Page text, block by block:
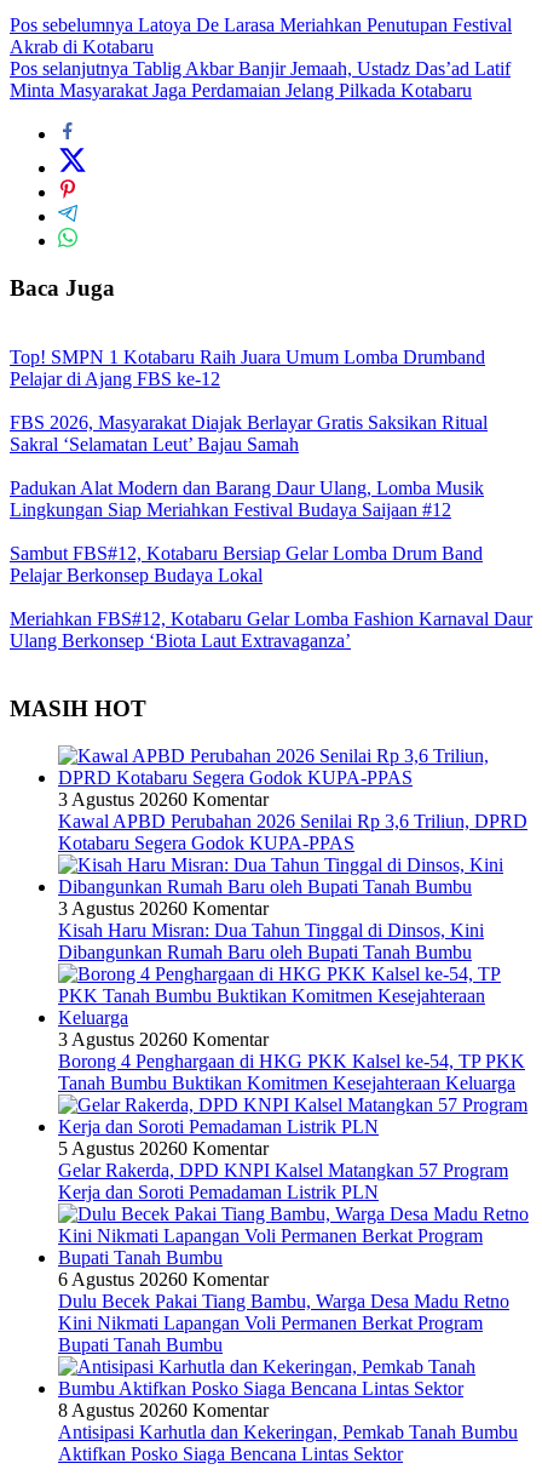
Pos sebelumnya Latoya De Larasa Meriahkan Penutupan Festival
Akrab di Kotabaru
Pos selanjutnya Tablig Akbar Banjir Jemaah, Ustadz Das’ad Latif
Minta Masyarakat Jaga Perdamaian Jelang Pilkada Kotabaru
Baca Juga
Top! SMPN 1 Kotabaru Raih Juara Umum Lomba Drumband
Pelajar di Ajang FBS ke-12
FBS 2026, Masyarakat Diajak Berlayar Gratis Saksikan Ritual
Sakral ‘Selamatan Leut’ Bajau Samah
Padukan Alat Modern dan Barang Daur Ulang, Lomba Musik
Lingkungan Siap Meriahkan Festival Budaya Saijaan #12
Sambut FBS#12, Kotabaru Bersiap Gelar Lomba Drum Band
Pelajar Berkonsep Budaya Lokal
Meriahkan FBS#12, Kotabaru Gelar Lomba Fashion Karnaval Daur
Ulang Berkonsep ‘Biota Laut Extravaganza’
MASIH HOT
3 Agustus 20260 Komentar
Kawal APBD Perubahan 2026 Senilai Rp 3,6 Triliun, DPRD
Kotabaru Segera Godok KUPA-PPAS
3 Agustus 20260 Komentar
Kisah Haru Misran: Dua Tahun Tinggal di Dinsos, Kini
Dibangunkan Rumah Baru oleh Bupati Tanah Bumbu
3 Agustus 20260 Komentar
Borong 4 Penghargaan di HKG PKK Kalsel ke-54, TP PKK
Tanah Bumbu Buktikan Komitmen Kesejahteraan Keluarga
5 Agustus 20260 Komentar
Gelar Rakerda, DPD KNPI Kalsel Matangkan 57 Program
Kerja dan Soroti Pemadaman Listrik PLN
6 Agustus 20260 Komentar
Dulu Becek Pakai Tiang Bambu, Warga Desa Madu Retno
Kini Nikmati Lapangan Voli Permanen Berkat Program
Bupati Tanah Bumbu
8 Agustus 20260 Komentar
Antisipasi Karhutla dan Kekeringan, Pemkab Tanah Bumbu
Aktifkan Posko Siaga Bencana Lintas Sektor